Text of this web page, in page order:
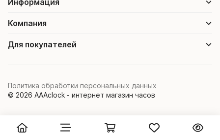
Компания
Для покупателей
© 2026 AAAclock - интернет магазин часов
Политика обработки персональных данных